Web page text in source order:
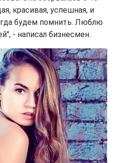
красивая, успешная, и
будем помнить. Люблю
- написал бизнесмен.